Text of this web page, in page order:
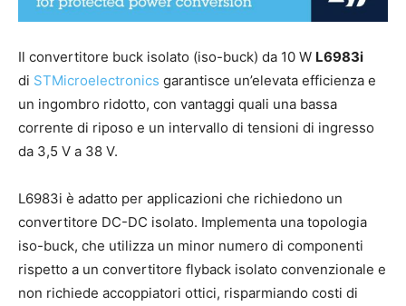
Il convertitore buck isolato (iso-buck) da 10 W L6983i
di STMicroelectronics garantisce un’elevata efficienza e
un ingombro ridotto, con vantaggi quali una bassa
corrente di riposo e un intervallo di tensioni di ingresso
da 3,5 V a 38 V.
L6983i è adatto per applicazioni che richiedono un
convertitore DC-DC isolato. Implementa una topologia
iso-buck, che utilizza un minor numero di componenti
rispetto a un convertitore flyback isolato convenzionale e
non richiede accoppiatori ottici, risparmiando costi di